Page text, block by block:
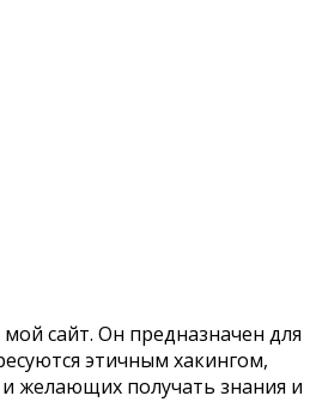
сайт. Он предназначен для
этичным хакингом,
желающих получать знания и